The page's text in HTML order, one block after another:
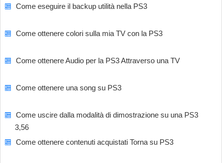
Come eseguire il backup utilità nella PS3
Come ottenere colori sulla mia TV con la PS3
Come ottenere Audio per la PS3 Attraverso una TV
Come ottenere una song su PS3
Come uscire dalla modalità di dimostrazione su una PS3
3,56
Come ottenere contenuti acquistati Torna su PS3